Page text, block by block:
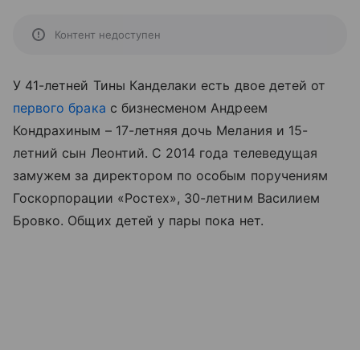
Контент недоступен
У 41-летней Тины Канделаки есть двое детей от
первого брака с бизнесменом Андреем
Кондрахиным – 17-летняя дочь Мелания и 15-
летний сын Леонтий. С 2014 года телеведущая
замужем за директором по особым поручениям
Госкорпорации «Ростех», 30-летним Василием
Бровко. Общих детей у пары пока нет.